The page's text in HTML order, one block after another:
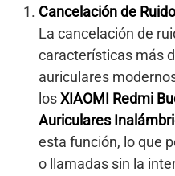
Cancelación de Ruido
La cancelación de
características más
auriculares
losXIAOMI Redmi
Auriculares
esta función, lo que
o llamadas sin la